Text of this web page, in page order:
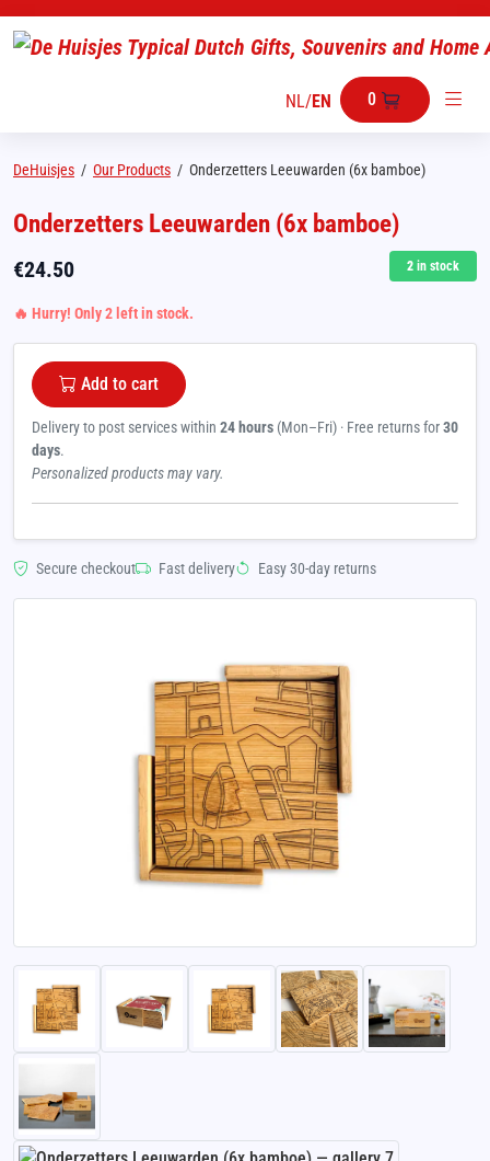
NL/EN 0
DeHuisjes / Our Products / Onderzetters Leeuwarden (6x bamboe)
Onderzetters Leeuwarden (6x bamboe)
€24.50 2 in stock
🔥 Hurry! Only 2 left in stock.
Add to cart
Delivery to post services within 24 hours (Mon–Fri) · Free returns for30
days.
Personalized products may vary.
Secure checkout Fast delivery Easy 30-day returns